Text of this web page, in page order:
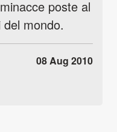
poste al
mondo.
08 Aug 2010